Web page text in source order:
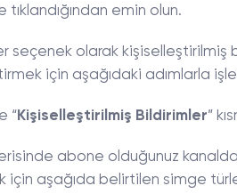
tıklandığından emin olun.
seçenek olarak kişiselleştirilmiş
için aşağıdaki adımlarla
“Kişiselleştirilmiş Bildirimler”
abone olduğunuz
aşağıda belirtilen simge